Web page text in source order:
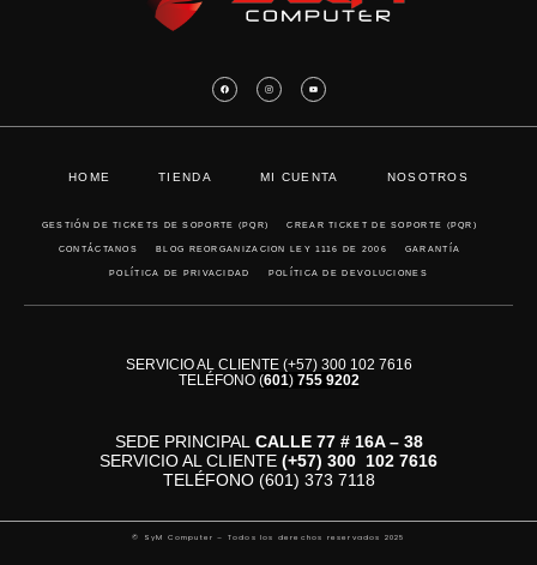
HOME TIENDA MI CUENTA NOSOTROS
GESTIÓN DE TICKETS DE SOPORTE (PQR) CREAR TICKET DE SOPORTE (PQR)
CONTÁCTANOS BLOG REORGANIZACION LEY 1116 DE 2006 GARANTÍA
POLÍTICA DE PRIVACIDAD POLÍTICA DE DEVOLUCIONES
SERVICIO AL CLIENTE (+57) 300 102 7616
TELÉFONO (601) 755 9202
SEDE PRINCIPAL CALLE 77 # 16A – 38
SERVICIO AL CLIENTE (+57) 300 102 7616
TELÉFONO (601) 373 7118
© SyM Computer – Todos los derechos reservados 2025